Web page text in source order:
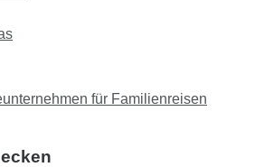
für Familienreisen